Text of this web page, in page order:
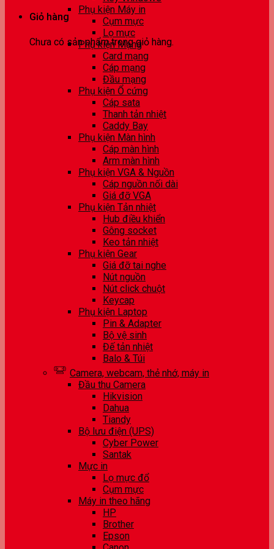
Giỏ hàng
Chưa có sản phẩm trong giỏ hàng.
Phụ kiện Máy in
Cụm mực
Lọ mực
Phụ kiện Mạng
Card mạng
Cáp mạng
Đầu mạng
Phụ kiện Ổ cứng
Cáp sata
Thanh tản nhiệt
Caddy Bay
Phụ kiện Màn hình
Cáp màn hình
Arm màn hình
Phụ kiện VGA & Nguồn
Cáp nguồn nối dài
Giá đỡ VGA
Phụ kiện Tản nhiệt
Hub điều khiển
Gông socket
Keo tản nhiệt
Phụ kiện Gear
Giá đỡ tai nghe
Nút nguồn
Nút click chuột
Keycap
Phụ kiện Laptop
Pin & Adapter
Bộ vệ sinh
Đế tản nhiệt
Balo & Túi
Camera, webcam, thẻ nhớ, máy in
Đầu thu Camera
Hikvision
Dahua
Tiandy
Bộ lưu điện (UPS)
Cyber Power
Santak
Mực in
Lọ mực đổ
Cụm mực
Máy in theo hãng
HP
Brother
Epson